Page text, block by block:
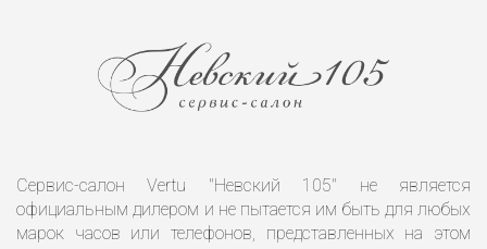
Сервис-салон Vertu "Невский 105" не является
официальным дилером и не пытается им быть для любых
марок часов или телефонов, представленных на этом